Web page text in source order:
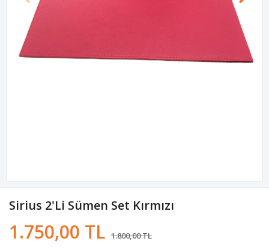
Sirius 2'li Sümen Set Kırmızı
1.750,00 TL 1.800,00 TL